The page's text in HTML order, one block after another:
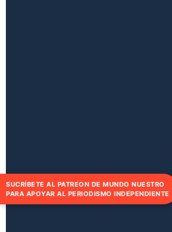
SUCRÍBETE AL PATREON DE MUNDO NUESTRO
PARA APOYAR AL PERIODISMO INDEPENDIENTE